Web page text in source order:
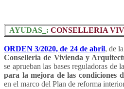
AYUDAS_: CONSELLERIA
ORDEN 3/2020, de 24 de abril, de la
Conselleria de Vivienda y
se aprueban las bases reguladoras de la
para la mejora de las condiciones
en el marco del Plan de reforma